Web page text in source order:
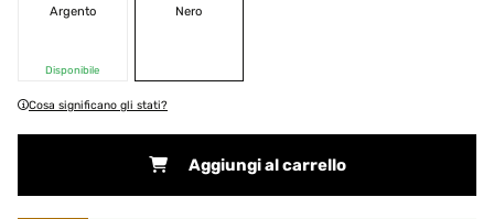
Argento
Disponibile
Nero
Cosa significano gli stati?
Aggiungi al carrello